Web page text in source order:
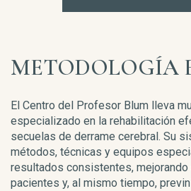
METODOLOGÍA
El Centro del Profesor Blum lleva
especializado en la rehabilitación
secuelas de derrame cerebral. Su
métodos, técnicas y equipos
resultados consistentes,
pacientes y, al mismo tiempo,